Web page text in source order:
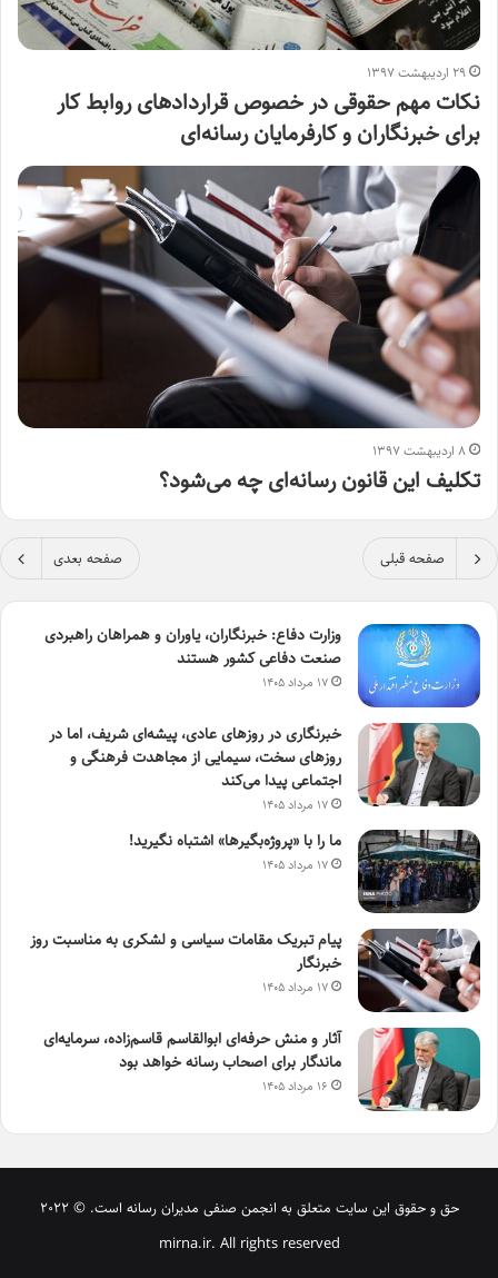
۲۹ اردیبهشت ۱۳۹۷
نکات مهم حقوقی در خصوص قراردادهای روابط کار
برای خبرنگاران و کارفرمایان رسانه‌ای
۸ اردیبهشت ۱۳۹۷
تکلیف این قانون رسانه‌ای چه می‌شود؟
صفحه قبلی صفحه بعدی
وزارت دفاع: خبرنگاران، یاوران و همراهان راهبردی
صنعت دفاعی کشور هستند
۱۷ مرداد ۱۴۰۵
خبرنگاری در روزهای عادی، پیشه‌ای شریف، اما در
روزهای سخت، سیمایی از مجاهدت فرهنگی و
اجتماعی پیدا می‌کند
۱۷ مرداد ۱۴۰۵
ما را با «پروژه‌بگیرها» اشتباه نگیرید!
۱۷ مرداد ۱۴۰۵
پیام تبریک مقامات سیاسی و لشکری به مناسبت روز
خبرنگار
۱۷ مرداد ۱۴۰۵
آثار و منش حرفه‌ای ابوالقاسم قاسم‌زاده، سرمایه‌ای
ماندگار برای اصحاب رسانه خواهد بود
۱۶ مرداد ۱۴۰۵
حق و حقوق این سایت متعلق به انجمن صنفی مدیران رسانه است. © 2022
mirna.ir. All rights reserved